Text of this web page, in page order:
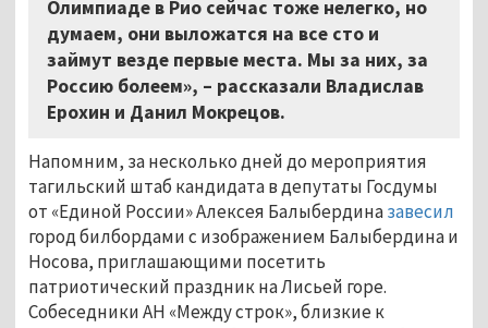
Олимпиаде в Рио сейчас тоже нелегко, но
думаем, они выложатся на все сто и
займут везде первые места. Мы за них, за
Россию болеем», – рассказали Владислав
Ерохин и Данил Мокрецов.
Напомним, за несколько дней до мероприятия
тагильский штаб кандидата в депутаты Госдумы
от «Единой России» Алексея Балыбердиназавесил
город билбордами с изображением Балыбердина и
Носова, приглашающими посетить
патриотический праздник на Лисьей горе.
Собеседники АН «Между строк», близкие к